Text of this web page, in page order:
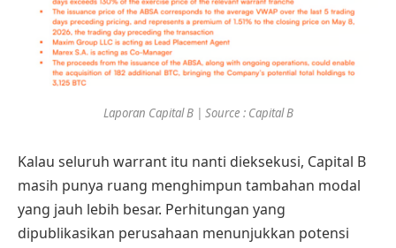
Laporan Capital B | Source : Capital B
Kalau seluruh warrant itu nanti dieksekusi, Capital B
masih punya ruang menghimpun tambahan modal
yang jauh lebih besar. Perhitungan yang
dipublikasikan perusahaan menunjukkan potensi